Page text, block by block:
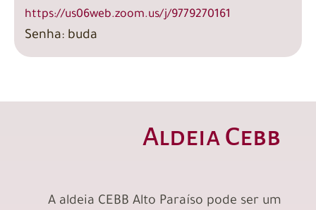
https://us06web.zoom.us/j/9779270161
Senha: buda
Aldeia Cebb
A aldeia CEBB Alto Paraíso pode ser um